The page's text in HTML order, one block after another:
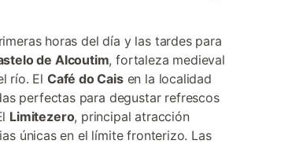
horas del día y las tardes para
de Alcoutim, fortaleza medieval
río. El Café do Caisen la localidad
perfectas para degustar refrescos
Limitezero, principal atracción
únicas en el límite fronterizo. Las